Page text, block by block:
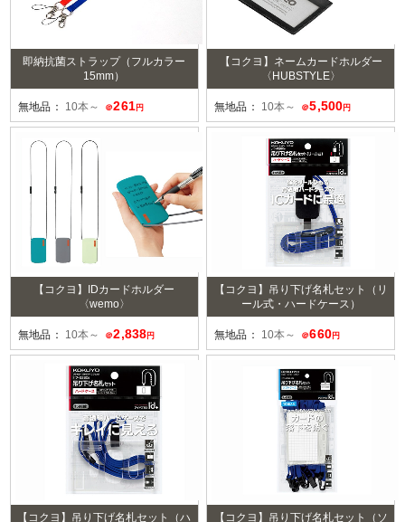
即納抗菌ストラップ（フルカラー
15mm）
無地品： 10本～ ＠261円
【コクヨ】ネームカードホルダー
〈HUBSTYLE〉
無地品： 10本～ ＠5,500円
【コクヨ】IDカードホルダー
〈wemo〉
無地品： 10本～ ＠2,838円
【コクヨ】吊り下げ名札セット（リ
ール式・ハードケース）
無地品： 10本～ ＠660円
【コクヨ】吊り下げ名札セット（ハ 【コクヨ】吊り下げ名札セット（ソ